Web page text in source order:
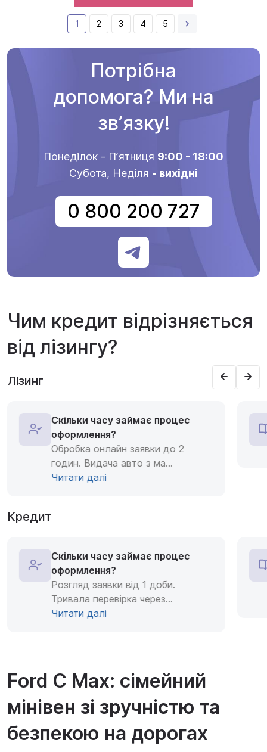
1 2 3 4 5
Потрібна
допомога? Ми на
звʼязку!
Понеділок - Пʼятниця 9:00 - 18:00
Субота, Неділя - вихідні
0 800 200 727
Чим кредит відрізняється
від лізингу?
Лізинг
Скільки часу займає процес
оформлення?
Обробка онлайн заявки до 2
годин. Видача авто з ма...
Читати далі
Кредит
Скільки часу займає процес
оформлення?
Розгляд заявки від 1 доби.
Тривала перевірка через...
Читати далі
Ford C Max: сімейний
мінівен зі зручністю та
безпекою на дорогах